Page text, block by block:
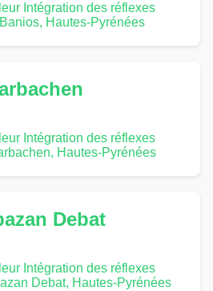
Intégration des réflexes
Hautes-Pyrénées
Intégration des réflexes
Hautes-Pyrénées
Debat
Intégration des réflexes
Debat, Hautes-Pyrénées